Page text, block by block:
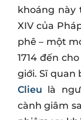
khoáng này
XIV của
phê – một
1714 đến
giới. Sĩ
Clieu là
cành giâm